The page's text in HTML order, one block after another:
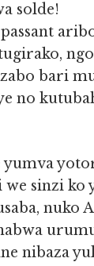
solde!
bari
no
we sinzi ko
nuko
nibaza